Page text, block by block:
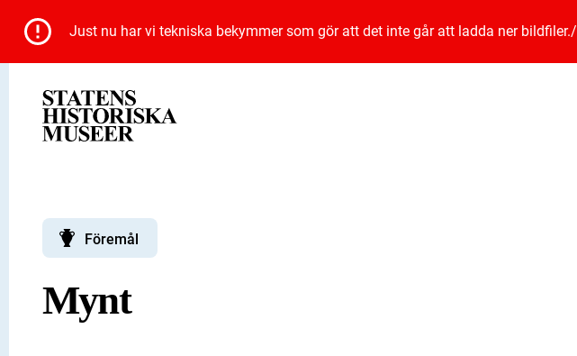
Just nu har vi tekniska bekymmer som gör att det inte går att ladda ner bildfiler./
Föremål
Mynt